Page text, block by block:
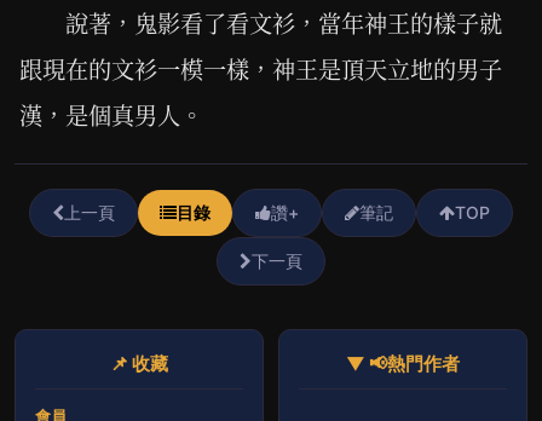
說著，鬼影看了看文衫，當年神王的樣子就
跟現在的文衫一模一樣，神王是頂天立地的男子
漢，是個真男人。
上一頁 目錄 讚+ 筆記 TOP
下一頁
📌 收藏
會員
▼ 📢熱門作者